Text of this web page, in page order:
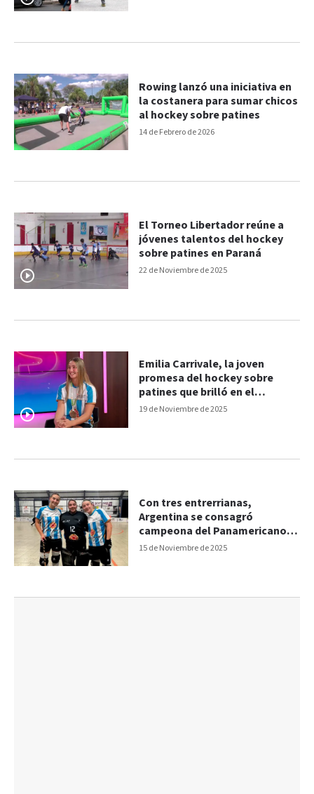
14 de Febrero de 2026
Rowing lanzó una iniciativa en
la costanera para sumar chicos
al hockey sobre patines
22 de Noviembre de 2025
El Torneo Libertador reúne a
jóvenes talentos del hockey
sobre patines en Paraná
19 de Noviembre de 2025
Emilia Carrivale, la joven
promesa del hockey sobre
patines que brilló en el
Panamericano: "Estoy
15 de Noviembre de 2025
Con tres entrerrianas,
Argentina se consagró
campeona del Panamericano
de Selecciones de hockey